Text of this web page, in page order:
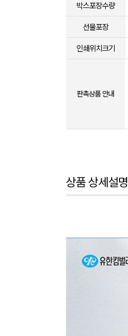
박스포장수량
선물포장
인쇄위치크기
판촉상품 안내
상품 상세설명